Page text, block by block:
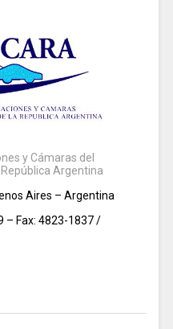
y Cámaras del
Argentina
Aires – Argentina
– Fax: 4823-1837 /